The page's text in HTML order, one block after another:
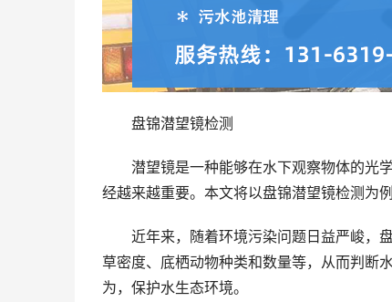
盘锦潜望镜检测
潜望镜是一种能够在水下观察物体的光
经越来越重要。本文将以盘锦潜望镜检测为
近年来，随着环境污染问题日益严峻，
草密度、底栖动物种类和数量等，从而判断
为，保护水生态环境。